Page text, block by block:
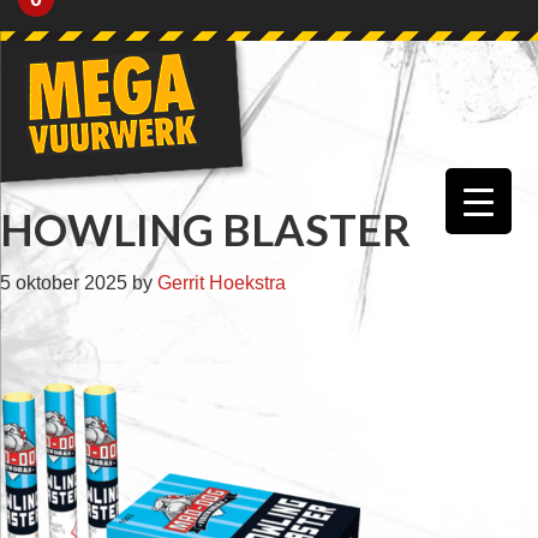
Skip
primary
Skip
main
Skip
primary
Skip
footer
HOWLING BLASTER
5 oktober 2025 by Gerrit Hoekstra